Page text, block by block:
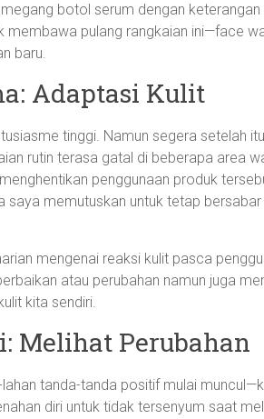
botol serum dengan
membawa pulang rangkaian ini—face
baru.
Adaptasi Kulit
tinggi. Namun segera setelah
rutin terasa gatal di beberapa area
penggunaan produk
saya memutuskan untuk tetap
mengenai reaksi kulit pasca
atau perubahan namun juga
kita sendiri.
Melihat Perubahan
tanda-tanda positif mulai
diri untuk tidak tersenyum saat